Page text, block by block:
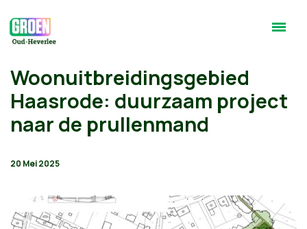
Woonuitbreidingsgebied
Haasrode: duurzaam project
naar de prullenmand
20 Mei 2025